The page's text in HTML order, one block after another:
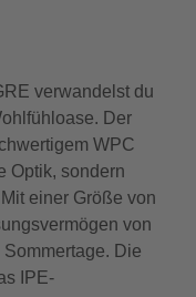
verwandelst du
Der
WPC
Optik, sondern
einer Größe von
von
Die
IPE-